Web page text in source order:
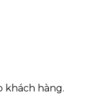
khách hàng.